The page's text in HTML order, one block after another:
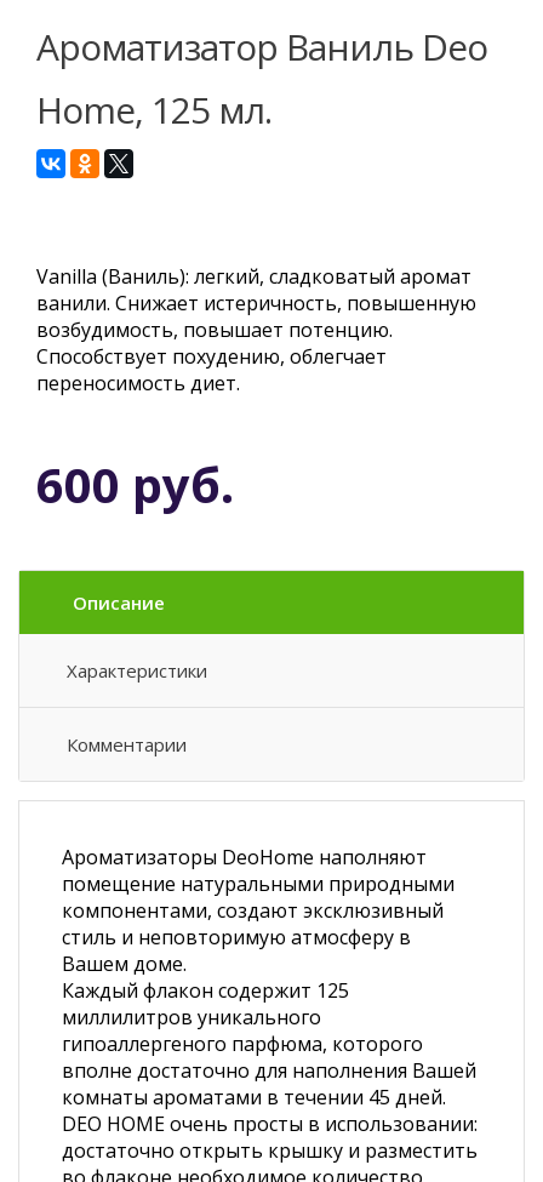
Ароматизатор Ваниль Deo
Home, 125 мл.
Vanilla (Ваниль): легкий, сладковатый аромат
ванили. Снижает истеричность, повышенную
возбудимость, повышает потенцию.
Способствует похудению, облегчает
переносимость диет.
600 руб.
Описание
Характеристики
Комментарии
Ароматизаторы DeoHome наполняют
помещение натуральными природными
компонентами, создают эксклюзивный
стиль и неповторимую атмосферу в
Вашем доме.
Каждый флакон содержит 125
миллилитров уникального
гипоаллергеного парфюма, которого
вполне достаточно для наполнения Вашей
комнаты ароматами в течении 45 дней.
DEO HOME очень просты в использовании:
достаточно открыть крышку и разместить